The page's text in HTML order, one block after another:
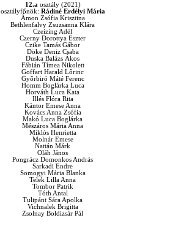
12.a osztály (2021)
osztályfőnök: Rádiné Erdélyi Mária
Ámon Zsófia Krisztina
Bethlenfalvy Zsuzsanna Klára
Czeizing Adél
Czerny Dorottya Eszter
Czike Tamás Gábor
Döke Deniz Csaba
Duska Balázs Ákos
Fábián Tímea Nikolett
Goffart Harald Lőrinc
Győrbiró Máté Ferenc
Homm Boglárka Luca
Horváth Luca Kata
Illés Flóra Rita
Kántor Emese Anna
Kovács Anna Zsófia
Makó Luca Boglárka
Mészáros Mária Anna
Miklós Henrietta
Molnár Emese
Nattán Márk
Oláh János
Pongrácz Domonkos András
Sarkadi Endre
Somogyi Mária Blanka
Telek Lilla Anna
Tombor Patrik
Tóth Antal
Tulipánt Sára Apolka
Vichnalek Brigitta
Zsolnay Boldizsár Pál